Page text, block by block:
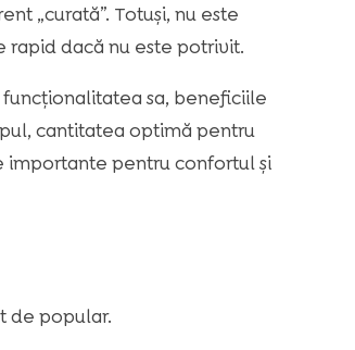
„curată”. Totuși, nu este
dacă nu este potrivit.
sa, beneficiile
cantitatea optimă pentru
importante pentru confortul și
de popular.